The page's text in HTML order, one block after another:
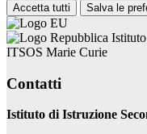
Accetta tutti Salva le
ITSOS Marie Curie
Contatti
Istituto di Istruzione